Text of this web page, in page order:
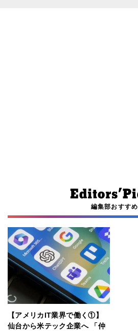
編集部おすすめ
【アメリカIT業界で働く①】
仙台から米テック企業へ 「仲